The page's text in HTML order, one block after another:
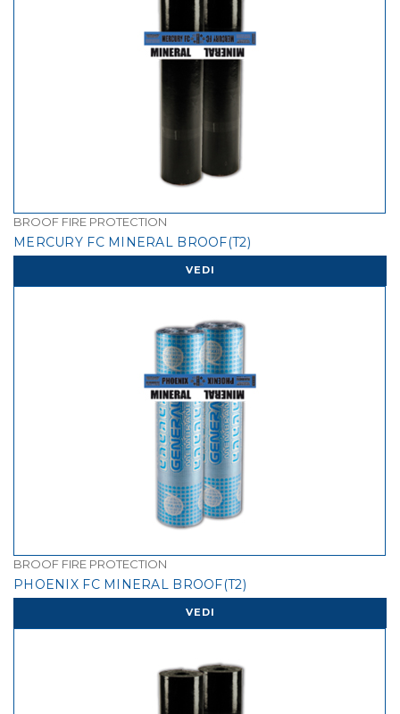
BROOF FIRE PROTECTION
MERCURY FC MINERAL BROOF(T2)
VEDI
BROOF FIRE PROTECTION
PHOENIX FC MINERAL BROOF(T2)
VEDI